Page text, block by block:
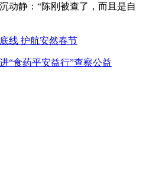
动静：“陈刚被查了，而且是自
线 护航安然春节
“食药平安益行”查察公益